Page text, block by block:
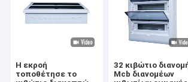
Η εκροή
τοποθέτησε το
32 κιβώτιο
Mcb διανομέων